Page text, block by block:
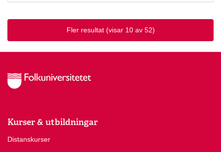
Fler resultat (visar 10 av 52)
Kurser & utbildningar
Distanskurser